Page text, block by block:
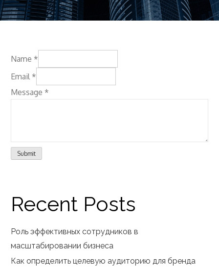
Name *
Email *
Message *
Submit
Recent Posts
Роль эффективных сотрудников в
масштабировании бизнеса
Как определить целевую аудиторию для бренда